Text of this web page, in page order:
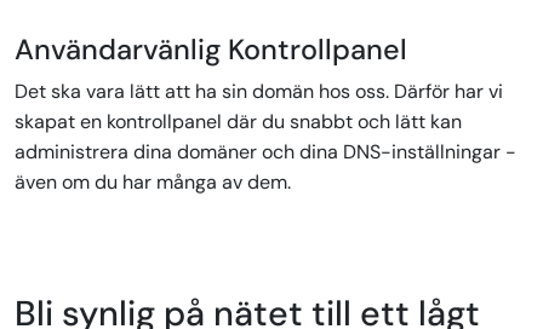
Användarvänlig Kontrollpanel
Det ska vara lätt att ha sin domän hos oss. Därför har vi
skapat en kontrollpanel där du snabbt och lätt kan
administrera dina domäner och dina DNS-inställningar -
även om du har många av dem.
Bli synlig på nätet till ett lågt